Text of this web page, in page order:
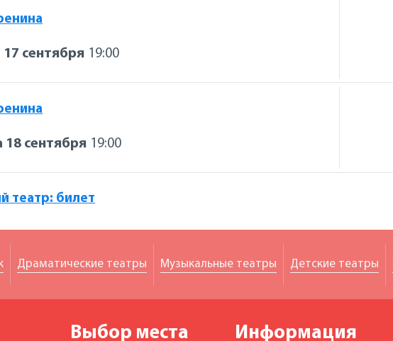
17 сентября 19:00
18 сентября 19:00
театр: билет
Драматические театры Музыкальные театры Детские театры
Выбор места Информация